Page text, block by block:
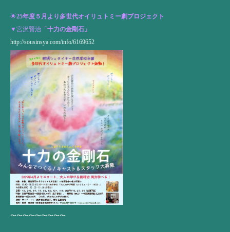
🌟25年度５月より多世代オイリュトミー劇プロジェクト
▼宮沢賢治「 十力の金剛石」
http://sousinsya.com/info/6169652
〜〜〜〜〜〜〜〜〜